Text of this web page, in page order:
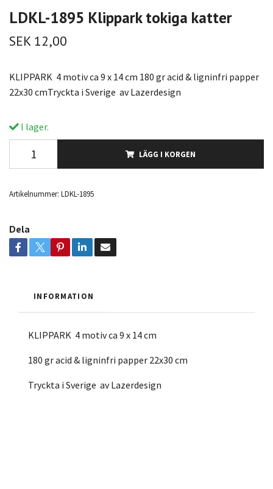
LDKL-1895 Klippark tokiga katter
SEK 12,00
KLIPPARK 4 motiv ca 9 x 14 cm 180 gr acid & ligninfri papper
22x30 cmTryckta i Sverige av Lazerdesign
I lager.
LÄGG I KORGEN
Artikelnummer: LDKL-1895
Dela
INFORMATION
KLIPPARK 4 motiv ca 9 x 14 cm
180 gr acid & ligninfri papper 22x30 cm
Tryckta i Sverige av Lazerdesign